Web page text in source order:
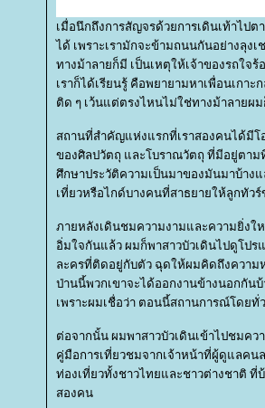
เมื่อนึกถึงการสัญจรด้วยการเดินเท้าไป
ได้ เพราะเรามักจะข้ามถนนกันอย่างลุง
ทางม้าลายก็มี เป็นเหตุให้เจ้าของรถใจ
เราก็ได้เรียนรู้ คือพยายามหาเพื่อนเกาะ
ติด ๆ เว้นแต่ตรงไหนไม่ใช่ทางม้าลายผ
สถานที่สำคัญแห่งแรกที่เราสองคนได้มี
ของศิลปวัตถุ และโบราณวัตถุ ที่มีอยู่ตาม
ศึกษาประวัติความเป็นมาของมันมาบ้าง
เที่ยวหรือไกด์บางคนที่สาธยายให้ลูกทัว
ภายหลังเดินชมความงามและความยิ่งใ
อิ่มใจกันแล้ว ผมก็พาสาวบัวเดินไปดูโป
ละครที่ติดอยู่กับตัว ฉุดให้ผมคิดถึงความ
ป่านนี้พวกเขาจะได้ออกงานข้างนอกกัน
เพราะผมเชื่อว่า ตอนนี้สถานการณ์โดยทั่
ต่อจากนั้น ผมพาสาวบัวเดินเข้าไปชมคว
คู่มือการเที่ยวชมจากเจ้าหน้าที่ผู้ดูแลค
ท่องเที่ยวทั้งชาวไทยและชาวต่างชาติ ที่
สองคน